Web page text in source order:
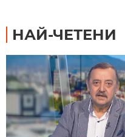
НАЙ-ЧЕТЕНИ